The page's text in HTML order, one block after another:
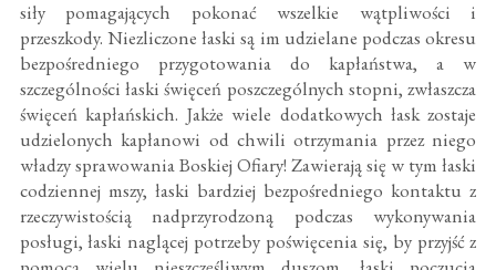
siły pomagających pokonać wszelkie wątpliwości i
przeszkody. Niezliczone łaski są im udzielane podczas okresu
bezpośredniego przygotowania do kapłaństwa, a w
szczególności łaski święceń poszczególnych stopni, zwłaszcza
święceń kapłańskich. Jakże wiele dodatkowych łask zostaje
udzielonych kapłanowi od chwili otrzymania przez niego
władzy sprawowania Boskiej Ofiary! Zawierają się w tym łaski
codziennej mszy, łaski bardziej bezpośredniego kontaktu z
rzeczywistością nadprzyrodzoną podczas wykonywania
posługi, łaski naglącej potrzeby poświęcenia się, by przyjść z